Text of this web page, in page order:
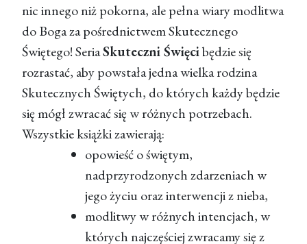
nic innego niż pokorna, ale pełna wiary modlitwa
do Boga za pośrednictwem Skutecznego
Świętego! SeriaSkuteczni Święcibędzie się
rozrastać, aby powstała jedna wielka rodzina
Skutecznych Świętych, do których każdy będzie
się mógł zwracać się w różnych potrzebach.
Wszystkie książki zawierają:
opowieść o świętym,
nadprzyrodzonych zdarzeniach w
jego życiu oraz interwencji z nieba,
modlitwy w różnych intencjach, w
których najczęściej zwracamy się z